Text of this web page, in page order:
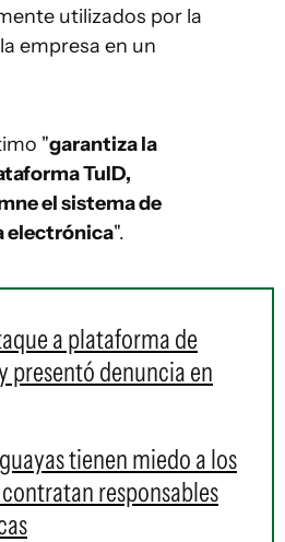
utilizados por la
empresa en un
"garantiza la
TuID,
el sistema de
electrónica".
a plataforma de
presentó denuncia en
tienen miedo a los
responsables